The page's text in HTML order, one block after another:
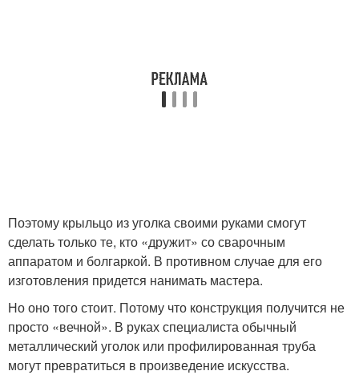
Поэтому крыльцо из уголка своими руками смогут
сделать только те, кто «дружит» со сварочным
аппаратом и болгаркой. В противном случае для его
изготовления придется нанимать мастера.
Но оно того стоит. Потому что конструкция получится не
просто «вечной». В руках специалиста обычный
металлический уголок или профилированная труба
могут превратиться в произведение искусства.